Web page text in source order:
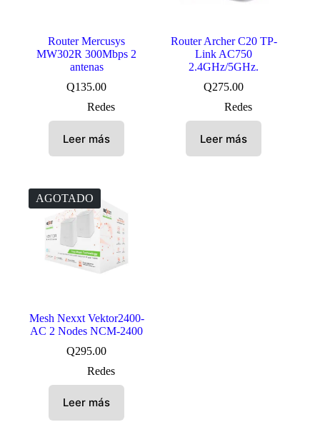
Router Mercusys
MW302R 300Mbps 2
antenas
Q135.00
Redes
Leer más
Router Archer C20 TP-
Link AC750
2.4GHz/5GHz.
Q275.00
Redes
Leer más
AGOTADO
Mesh Nexxt Vektor2400-
AC 2 Nodes NCM-2400
Q295.00
Redes
Leer más